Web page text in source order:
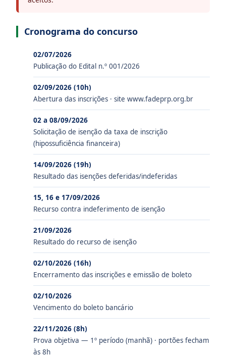
Cronograma do concurso
02/07/2026
Publicação do Edital n.º 001/2026
02/09/2026 (10h)
Abertura das inscrições · site www.fadeprp.org.br
02 a 08/09/2026
Solicitação de isenção da taxa de inscrição
(hipossuficiência financeira)
14/09/2026 (19h)
Resultado das isenções deferidas/indeferidas
15, 16 e 17/09/2026
Recurso contra indeferimento de isenção
21/09/2026
Resultado do recurso de isenção
02/10/2026 (16h)
Encerramento das inscrições e emissão de boleto
02/10/2026
Vencimento do boleto bancário
22/11/2026 (8h)
Prova objetiva — 1º período (manhã) · portões fecham
às 8h